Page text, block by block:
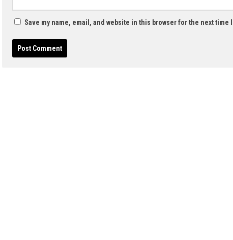
Save my name, email, and website in this browser for the next time